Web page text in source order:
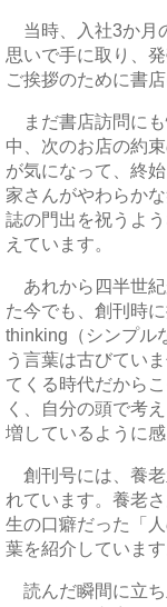
当時、入社3か月
思いで手に取り、
ご挨拶のために書
まだ書店訪問にも
中、次のお店の約
が気になって、終
家さんがやわらか
誌の門出を祝うよ
えています。
あれから四半世紀
た今でも、創刊時
thinking（シンプル
う言葉は古びてい
てくる時代だから
く、自分の頭で考
増しているように感
創刊号には、養老
れています。養老
生の口癖だった「
葉を紹介しています
読んだ瞬間に立ち